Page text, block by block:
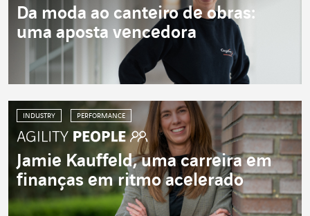
Da moda ao canteiro de obras:
uma aposta vencedora
INDUSTRY PERFORMANCE
Jamie Kauffeld, uma carreira em
finanças em ritmo acelerado